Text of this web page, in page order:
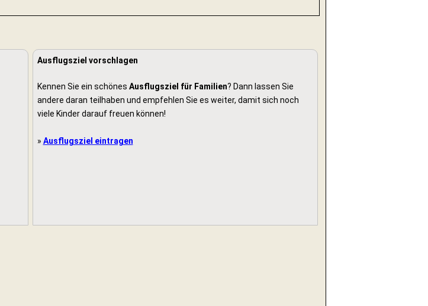
Ausflugsziel vorschlagen
Kennen Sie ein schönes Ausflugsziel für Familien? Dann lassen Sie
andere daran teilhaben und empfehlen Sie es weiter, damit sich noch
viele Kinder darauf freuen können!
» Ausflugsziel eintragen